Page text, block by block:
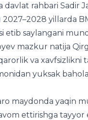
davlat rahbari Sadir
yillarda
etib saylangani
mazkur natija
va xavfsizlikni
yuksak
maydonda yaqin
ettirishga tayyor